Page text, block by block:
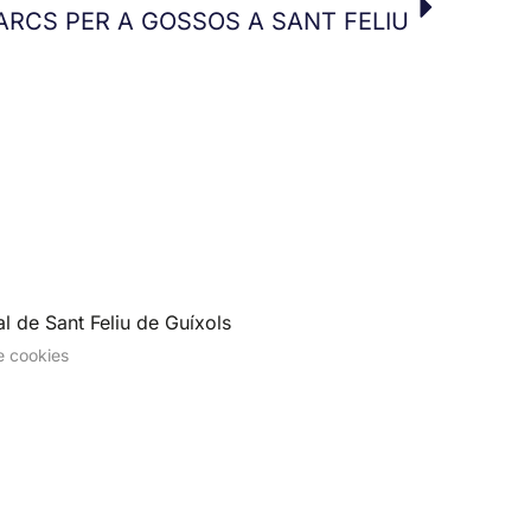
PER A GOSSOS A SANT FELIU
de Sant Feliu de Guíxols
cookies